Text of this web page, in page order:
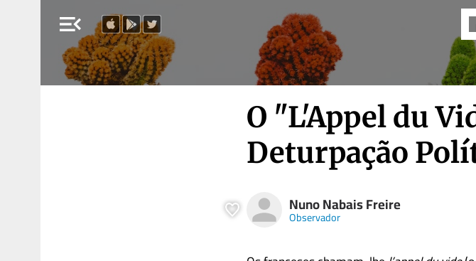
menu_open
O "L'Appel du
Deturpação
Nuno Nabais Freire
Observador